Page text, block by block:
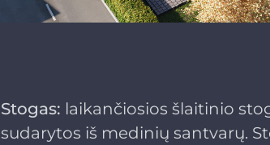
Stogas: laikančiosios šlaitinio
sudarytos iš medinių santvarų.